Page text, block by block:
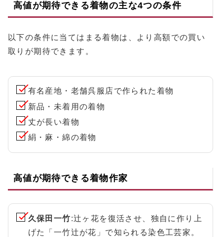
高値が期待できる着物の主な4つの条件
以下の条件に当てはまる着物は、より高額での買い
取りが期待できます。
有名産地・老舗呉服店で作られた着物
新品・未着用の着物
丈が長い着物
絹・麻・綿の着物
高値が期待できる着物作家
久保田一竹:辻ヶ花を復活させ、独自に作り上
げた「一竹辻が花」で知られる染色工芸家。